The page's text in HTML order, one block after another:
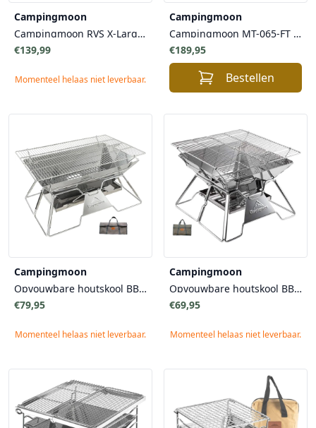
Campingmoon
Campingmoon RVS X-Large MT-055 Opvouwbare Multifunctionele Grill, BBQ en Firepit – Ideaal voor Grote groepen tijdens outdooractiviteiten of kamperen
€139,99
Momenteel helaas niet leverbaar.
Campingmoon
Campingmoon MT-065-FT -opvouwbare firepit vuurschaal met draagtas – RVS - Large - perfect voor kamperen, strand, festival of in de tuin
€189,95
Bestellen
Campingmoon
Opvouwbare houtskool BBQ Large met draagtas
€79,95
Momenteel helaas niet leverbaar.
Campingmoon
Opvouwbare houtskool BBQ Medium met draagtas
€69,95
Momenteel helaas niet leverbaar.